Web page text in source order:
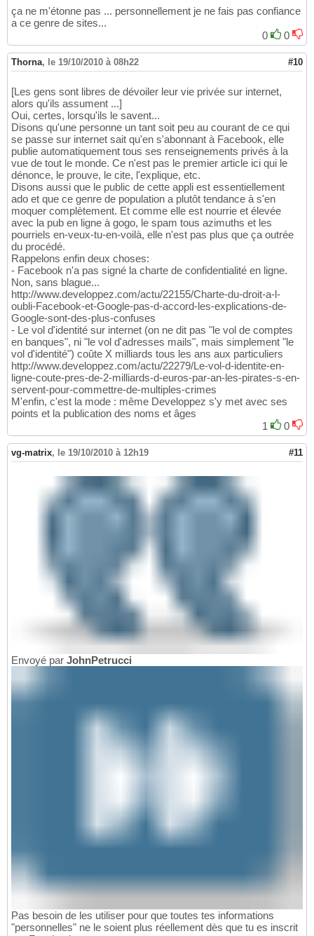
ça ne m'étonne pas ... personnellement je ne fais pas confiance
a ce genre de sites...
0
0
Thorna, le 19/10/2010 à 08h22 #10
[Les gens sont libres de dévoiler leur vie privée sur internet,
alors qu'ils assument ...]
Oui, certes, lorsqu'ils le savent...
Disons qu'une personne un tant soit peu au courant de ce qui
se passe sur internet sait qu'en s'abonnant à Facebook, elle
publie automatiquement tous ses renseignements privés à la
vue de tout le monde. Ce n'est pas le premier article ici qui le
dénonce, le prouve, le cite, l'explique, etc.
Disons aussi que le public de cette appli est essentiellement
ado et que ce genre de population a plutôt tendance à s'en
moquer complètement. Et comme elle est nourrie et élevée
avec la pub en ligne à gogo, le spam tous azimuths et les
pourriels en-veux-tu-en-voilà, elle n'est pas plus que ça outrée
du procédé.
Rappelons enfin deux choses:
- Facebook n'a pas signé la charte de confidentialité en ligne.
Non, sans blague...
http://www.developpez.com/actu/22155/Charte-du-droit-a-l-
oubli-Facebook-et-Google-pas-d-accord-les-explications-de-
Google-sont-des-plus-confuses
- Le vol d'identité sur internet (on ne dit pas "le vol de comptes
en banques", ni "le vol d'adresses mails", mais simplement "le
vol d'identité") coûte X milliards tous les ans aux particuliers
http://www.developpez.com/actu/22279/Le-vol-d-identite-en-
ligne-coute-pres-de-2-milliards-d-euros-par-an-les-pirates-s-en-
servent-pour-commettre-de-multiples-crimes
M'enfin, c'est la mode : même Developpez s'y met avec ses
points et la publication des noms et âges
1
0
vg-matrix, le 19/10/2010 à 12h19 #11
Envoyé par JohnPetrucci
Pas besoin de les utiliser pour que toutes tes informations
"personnelles" ne le soient plus réellement dès que tu es inscrit